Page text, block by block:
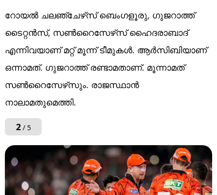
റോയല്‍ ചലഞ്ചേഴ്‌സ് ബെംഗളൂരു, ഗുജറാത്ത്
ടൈറ്റന്‍സ്, സണ്‍റൈസേഴ്‌സ് ഹൈദരാബാദ്
എന്നിവയാണ് മറ്റ് മൂന്ന് ടീമുകള്‍. ആര്‍സിബിയാണ്
ഒന്നാമത്. ഗുജറാത്ത് രണ്ടാമതാണ്. മൂന്നാമത്
സണ്‍റൈസേഴ്‌സും. രാജസ്ഥാന്‍
നാലാമതുമെത്തി.
2/ 5